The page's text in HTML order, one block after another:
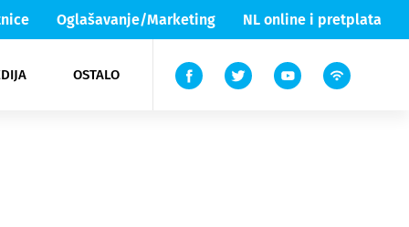
Oglašavanje/Marketing NL online i pretplata
OSTALO
Lika & Senj
TV